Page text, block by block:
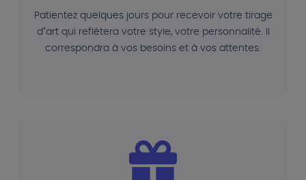
Patientez quelques jours pour recevoir votre tirage
d"art qui reflétera votre style, votre personnalité. Il
correspondra à vos besoins et à vos attentes.